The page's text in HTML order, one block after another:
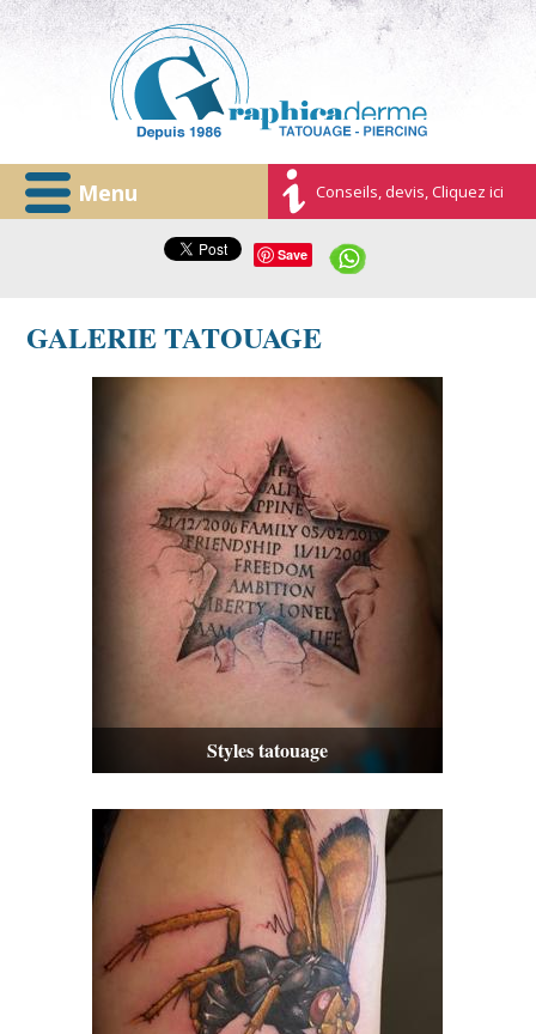
Menu Conseils, devis, Cliquez ici
Save
GALERIE TATOUAGE
Styles tatouage